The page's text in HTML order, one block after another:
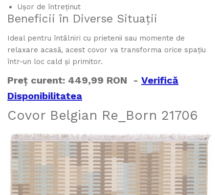
Ușor de întreținut
Beneficii în Diverse Situații
Ideal pentru întâlniri cu prietenii sau momente de
relaxare acasă, acest covor va transforma orice spațiu
într-un loc cald și primitor.
Preț curent: 449,99 RON - Verifică
Disponibilitatea
Covor Belgian Re_Born 21706